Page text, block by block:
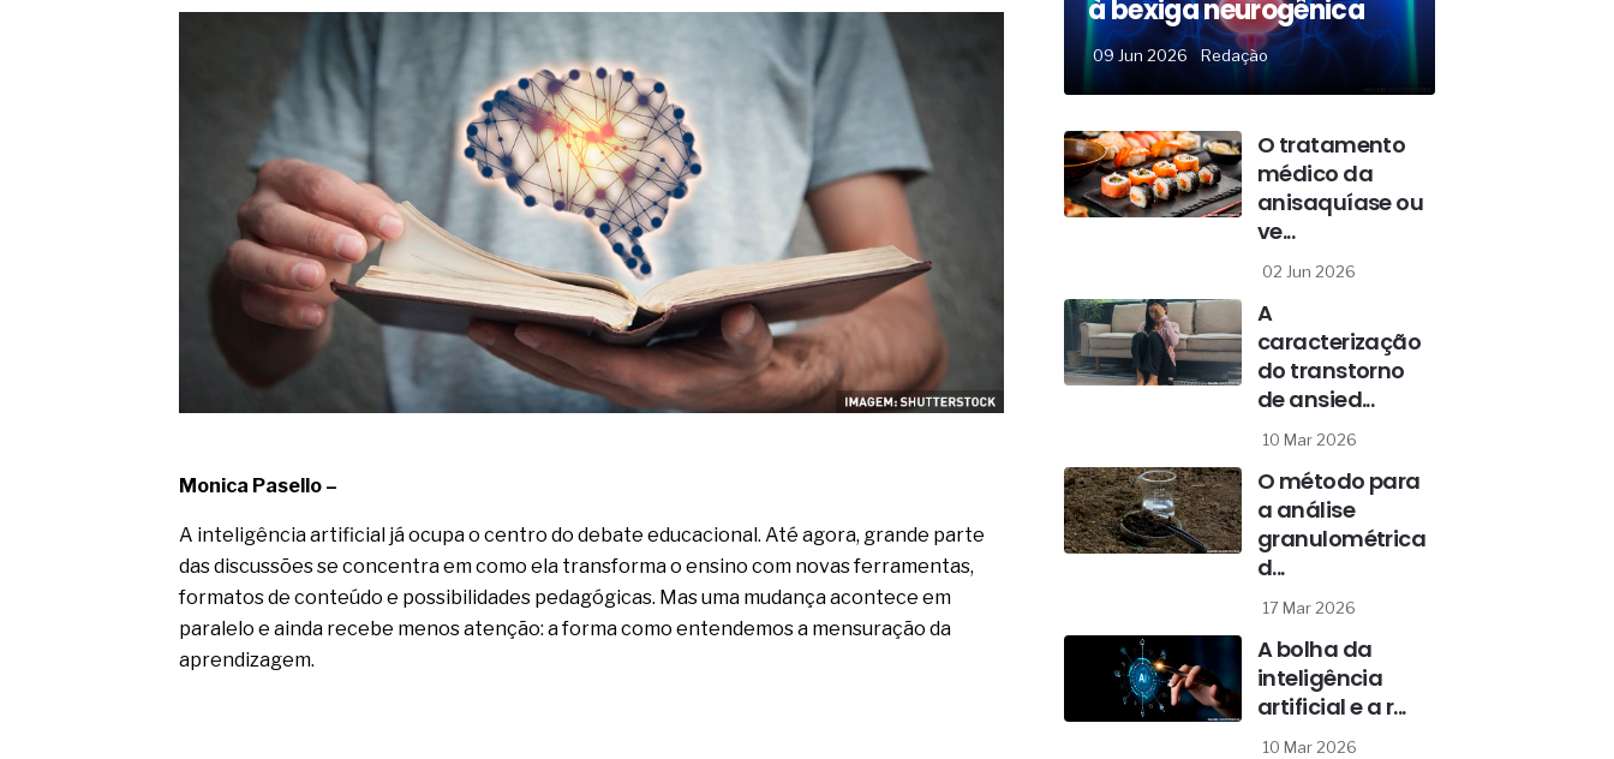
O desenvolvimento de indicadores nas atividades de
governança das organizações
O desenho industrial ganha espaço como estratégia
competitiva nas empresas
As variações dimensionais dos produtos de materiais
cimentícios com fibra de vidro
A próxima vantagem competitiva não está no modelo de IA
A IA elevou a régua do comprador B2B e a venda complexa
ficou ainda mais humana
Monica Pasello –
A inteligência artificial já ocupa o centro do debate educacional. Até agora, grande parte
das discussões se concentra em como ela transforma o ensino com novas ferramentas,
formatos de conteúdo e possibilidades pedagógicas. Mas uma mudança acontece em
paralelo e ainda recebe menos atenção: a forma como entendemos a mensuração da
aprendizagem.
à bexiga neurogênica
09 Jun 2026 Redação
O tratamento
médico da
anisaquíase ou
ve...
02 Jun 2026
A
caracterização
do transtorno
de ansied...
10 Mar 2026
O método para
a análise
granulométrica
d...
17 Mar 2026
A bolha da
inteligência
artificial e a r...
10 Mar 2026